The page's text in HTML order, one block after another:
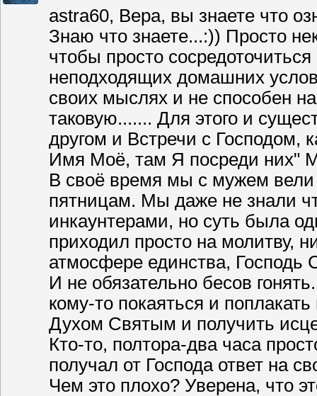
astra60, Вера, вы знаете что
Знаю что знаете...:)) Просто
чтобы просто
неподходящих домашних
своих мыслях и не способен
таковую....... Для этого и
другом и Встречи с Господом,
Имя Моё, там Я посреди них"
В своё время мы с мужем
пятницам. Мы даже не знали
инкаунтерами, но суть была
приходил просто на молитву,
атмосфере единства, Господь
И не обязательно бесов
кому-то покаяться и
Духом Святым и получить
Кто-то, полтора-два часа
получал от Господа ответ на
Чем это плохо? Уверена, что